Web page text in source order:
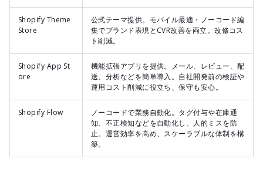
Shopify Theme
Store
公式テーマ提供。モバイル最適・ノーコード編
集でブランド表現とCVR改善を両立。改修コス
ト削減。
Shopify App St
ore
機能拡張アプリを提供。メール、レビュー、配
送、分析などを簡単導入。自社開発前の検証や
運用コスト削減に役立ち、保守も安心。
Shopify Flow
ノーコードで業務自動化。タグ付与や在庫通
知、不正検知などを自動化し、人的ミスを防
止。運営効率を高め、スケーラブルな体制を構
築。